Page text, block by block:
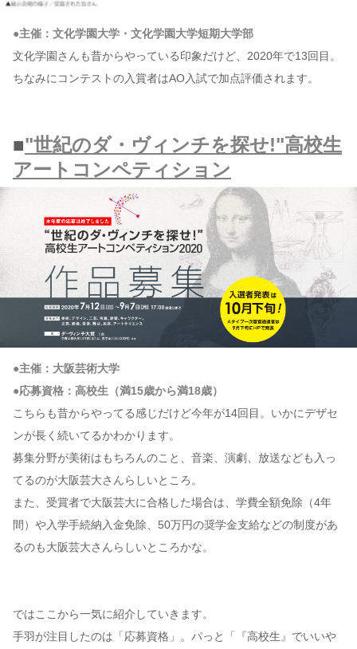
●主催：文化学園大学・文化学園大学短期大学部
文化学園さんも昔からやっている印象だけど、2020年で13回目。
ちなみにコンテストの入賞者はAO入試で加点評価されます。
■"世紀のダ・ヴィンチを探せ!"高校生
アートコンペティション
●主催：大阪芸術大学
●応募資格：高校生（満15歳から満18歳）
こちらも昔からやってる感じだけど今年が14回目。いかにデザセ
ンが長く続いてるかわかります。
募集分野が美術はもちろんのこと、音楽、演劇、放送なども入っ
てるのが大阪芸大さんらしいところ。
また、受賞者で大阪芸大に合格した場合は、学費全額免除（4年
間）や入学手続納入金免除、50万円の奨学金支給などの制度があ
るのも大阪芸大さんらしいところかな。
ではここから一気に紹介していきます。
手羽が注目したのは「応募資格」。パっと「『高校生』でいいや